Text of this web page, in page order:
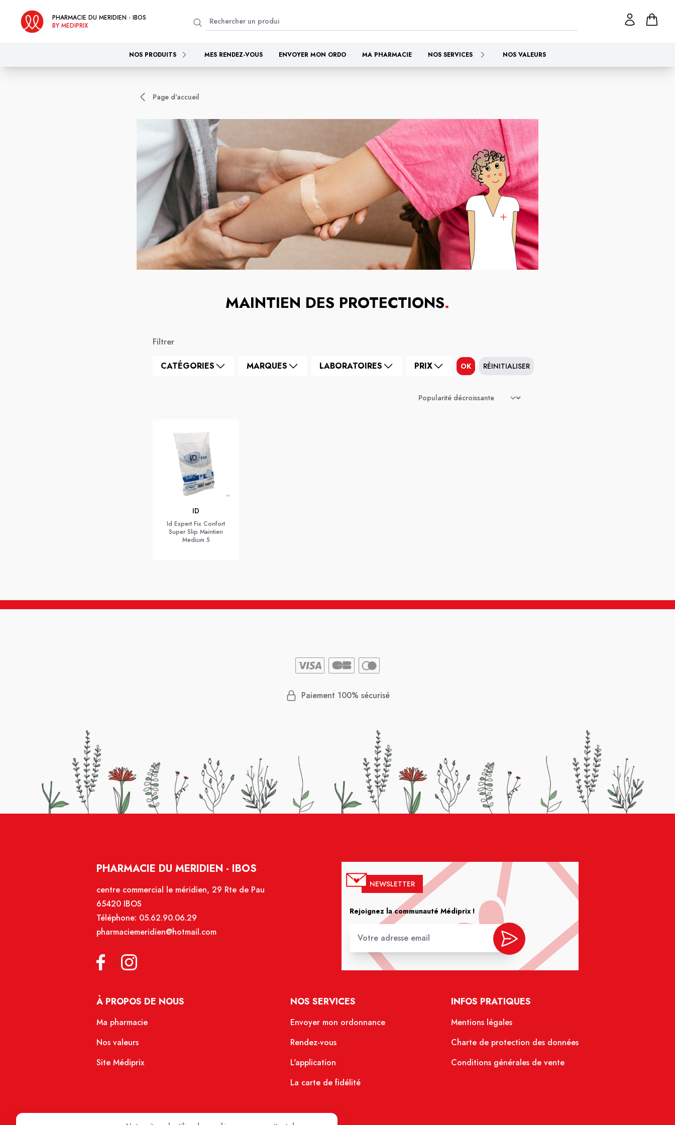
PHARMACIE DU MERIDIEN - IBOS
BY MEDIPRIX
NOS PRODUITS MES RENDEZ-VOUS ENVOYER MON ORDO MA PHARMACIE NOS SERVICES NOS VALEURS
Page d'accueil
MAINTIEN DES PROTECTIONS.
Filtrer
CATÉGORIES MARQUES LABORATOIRES PRIX OK RÉINITIALISER
ID
Id Expert Fix Confort
Super Slip Maintien
Medium 5
Paiement 100% sécurisé
PHARMACIE DU MERIDIEN - IBOS
centre commercial le méridien, 29 Rte de Pau
65420 IBOS
Téléphone: 05.62.90.06.29
pharmaciemeridien@hotmail.com
NEWSLETTER
Rejoignez la communauté Médiprix !
À PROPOS DE NOUS
Ma pharmacie
Nos valeurs
Site Médiprix
NOS SERVICES
Envoyer mon ordonnance
Rendez-vous
L'application
La carte de fidélité
INFOS PRATIQUES
Mentions légales
Charte de protection des données
Conditions générales de vente